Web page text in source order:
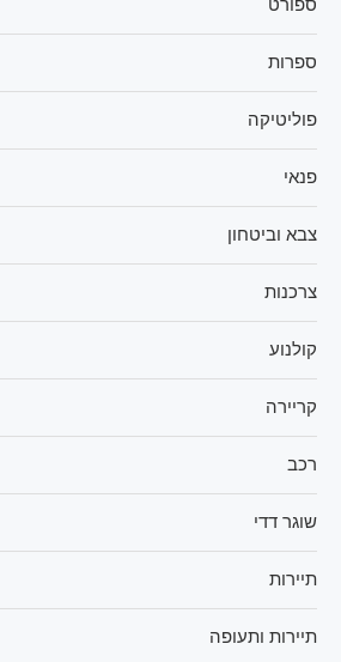
ספורט
ספרות
פוליטיקה
פנאי
צבא וביטחון
צרכנות
קולנוע
קריירה
רכב
שוגר דדי
תיירות
תיירות ותעופה